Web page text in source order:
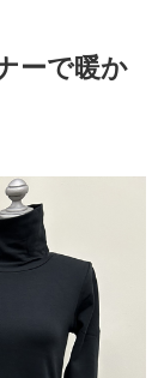
ーで暖か